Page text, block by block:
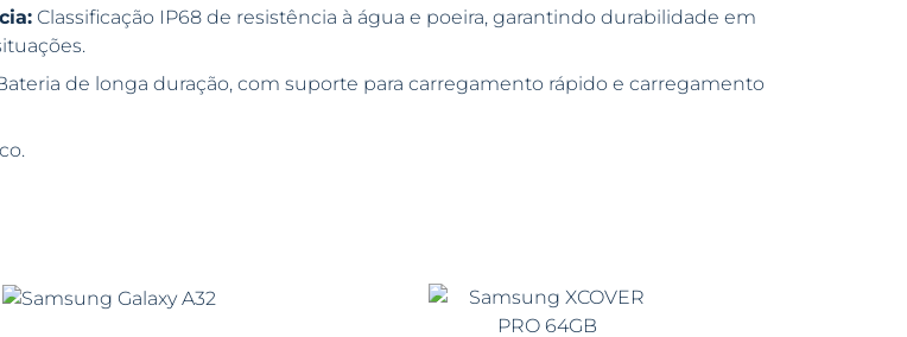
Classificação IP68 de resistência à água e poeira, garantindo durabilidade em
de longa duração, com suporte para carregamento rápido e carregamento